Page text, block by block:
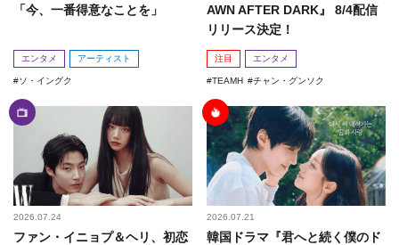
「今、一番得意なことを」
エンタメ アーティスト
ソ・イングク
AWN AFTER DARK』 8/4配信
リリース決定！
注目 エンタメ
TEAMH チャン・グンソク
2026.07.24
ファン・イニョプ＆ヘリ、初恋
2026.07.21
韓国ドラマ『君へと続く僕のド